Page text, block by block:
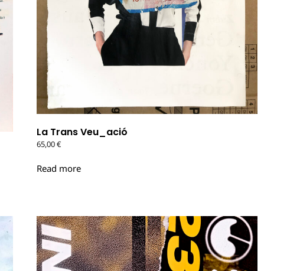
La Trans Veu_ació
65,00€
Read more